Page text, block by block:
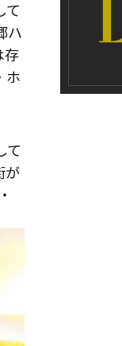
て
ハ
存
ホ
て
が